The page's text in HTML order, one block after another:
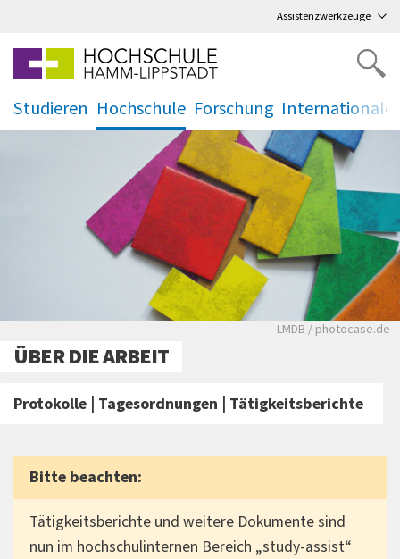
Assistenzwerkzeuge
Studieren
.
Hochschule
.
Forschung
. .
LMDB / photocase.de
ÜBER DIE ARBEIT
Protokolle | Tagesordnungen | Tätigkeitsberichte
Bitte beachten:
Tätigkeitsberichte und weitere Dokumente sind
nun im hochschulinternen Bereich „study-assist“